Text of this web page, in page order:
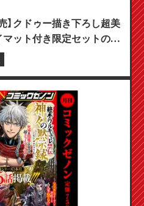
】クドゥー描き下ろし超美
マット付き限定セットの予
密』最新第6巻が10月20